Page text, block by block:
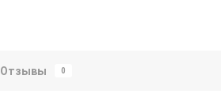
Отзывы 0